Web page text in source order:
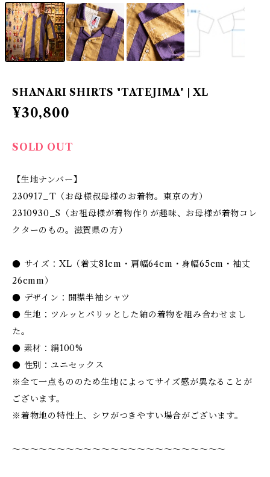
SHANARI SHIRTS "TATEJIMA" | XL
¥30,800
SOLD OUT
【生地ナンバー】
230917_T（お母様叔母様のお着物。東京の方）
2310930_S（お祖母様が着物作りが趣味、お母様が着物コレ
クターのもの。滋賀県の方）
● サイズ：XL（着丈81cm・肩幅64cm・身幅65cm・袖丈
26cmm）
● デザイン：開襟半袖シャツ
● 生地：ツルッとパリッとした紬の着物を組み合わせまし
た。
● 素材：絹100%
● 性別：ユニセックス
※全て一点もののため生地によってサイズ感が異なることが
ございます。
※着物地の特性上、シワがつきやすい場合がございます。
〜〜〜〜〜〜〜〜〜〜〜〜〜〜〜〜〜〜〜〜〜〜〜〜